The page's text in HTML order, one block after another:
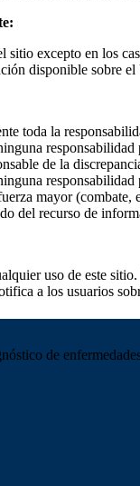
sitio excepto en los
disponible sobre el
toda la
de la
mayor
del recurso de
uso de este
a los usuarios
de